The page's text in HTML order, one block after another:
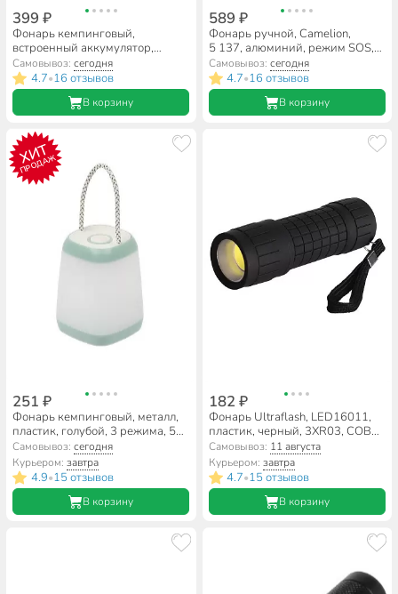
399 ₽
Фонарь кемпинговый,
встроенный аккумулятор,
зарядка от USB, металл,
пластик, режим SOS, зарядка от
солнца, DJ011
Самовывоз:сегодня
4.7•16 отзывов
В корзину
589 ₽
Фонарь ручной, Camelion,
5 137, алюминий, режим SOS,
12974
Самовывоз: сегодня
4.7•16 отзывов
В корзину
ХИТ
ПРОДАЖ
251 ₽
Фонарь кемпинговый, металл,
пластик, голубой, 3 режима, 5
Вт, STX001
Самовывоз:сегодня
Курьером:завтра
4.9•15 отзывов
В корзину
182 ₽
Фонарь Ultraflash, LED16011,
пластик, черный, 3XR03, COB
LED 3Вт, блистер-пакет, 14773
Самовывоз: 11 августа
Курьером: завтра
4.7•15 отзывов
В корзину